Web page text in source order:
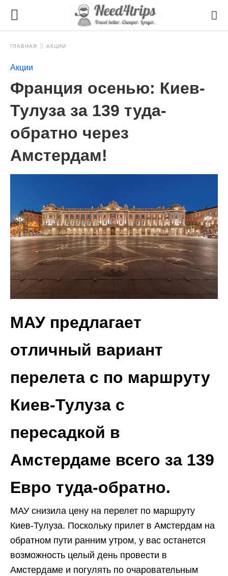
ГЛАВНАЯ АКЦИИ
Акции
Франция осенью: Киев-
Тулуза за 139 туда-
обратно через
Амстердам!
МАУ предлагает
отличный вариант
перелета с по маршруту
Киев-Тулуза с
пересадкой в
Амстердаме всего за 139
Евро туда-обратно.
МАУ снизила цену на перелет по маршруту
Киев-Тулуза. Поскольку прилет в Амстердам на
обратном пути ранним утром, у вас останется
возможность целый день провести в
Амстердаме и погулять по очаровательным